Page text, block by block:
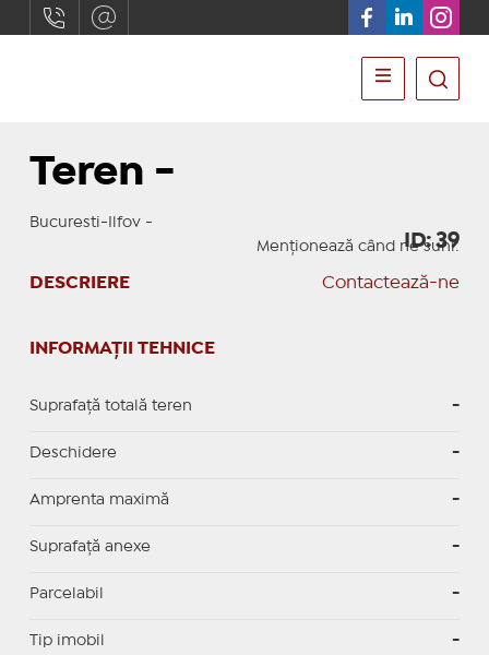
Teren -
Bucuresti-Ilfov -
Menționează când ne suni:
ID: 39
DESCRIERE Contactează-ne
INFORMAȚII TEHNICE
Suprafață totală teren -
Deschidere -
Amprenta maximă -
Suprafață anexe -
Parcelabil -
Tip imobil -